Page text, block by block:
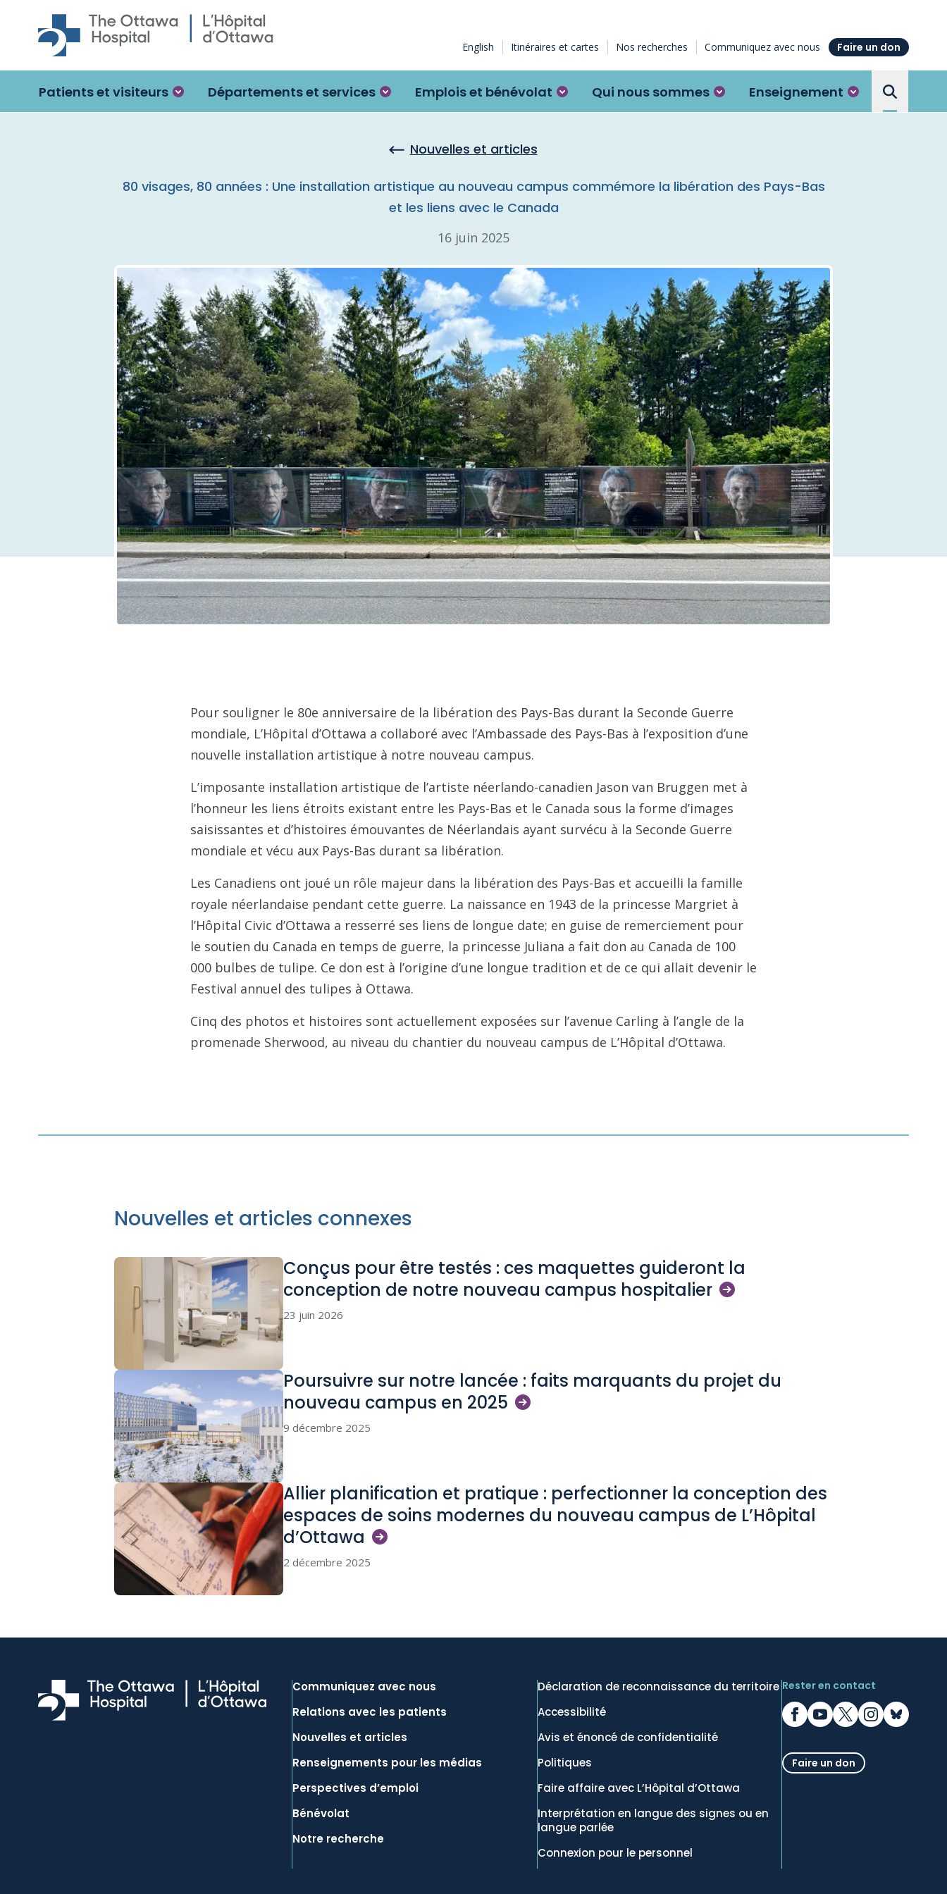
Skip to main content
English Itinéraires et cartes Nos recherches Communiquez avec nous Faire un don
Patients et visiteurs Départements et services Emplois et bénévolat Qui nous sommes Enseignement
Search
Nouvelles et articles
80 visages, 80 années : Une installation artistique au nouveau campus commémore la libération des Pays-Bas
et les liens avec le Canada
16 juin 2025
Pour souligner le 80e anniversaire de la libération des Pays-Bas durant la Seconde Guerre
mondiale, L’Hôpital d’Ottawa a collaboré avec l’Ambassade des Pays-Bas à l’exposition d’une
nouvelle installation artistique à notre nouveau campus.
L’imposante installation artistique de l’artiste néerlando-canadien Jason van Bruggen met à
l’honneur les liens étroits existant entre les Pays-Bas et le Canada sous la forme d’images
saisissantes et d’histoires émouvantes de Néerlandais ayant survécu à la Seconde Guerre
mondiale et vécu aux Pays-Bas durant sa libération.
Les Canadiens ont joué un rôle majeur dans la libération des Pays-Bas et accueilli la famille
royale néerlandaise pendant cette guerre. La naissance en 1943 de la princesse Margriet à
l’Hôpital Civic d’Ottawa a resserré ses liens de longue date; en guise de remerciement pour
le soutien du Canada en temps de guerre, la princesse Juliana a fait don au Canada de 100
000 bulbes de tulipe. Ce don est à l’origine d’une longue tradition et de ce qui allait devenir le
Festival annuel des tulipes à Ottawa.
Cinq des photos et histoires sont actuellement exposées sur l’avenue Carling à l’angle de la
promenade Sherwood, au niveau du chantier du nouveau campus de L’Hôpital d’Ottawa.
Nouvelles et articles connexes
Conçus pour être testés : ces maquettes guideront la
conception de notre nouveau campus hospitalier
23 juin 2026
Poursuivre sur notre lancée : faits marquants du projet du
nouveau campus en 2025
9 décembre 2025
Allier planification et pratique : perfectionner la conception des
espaces de soins modernes du nouveau campus de L’Hôpital
d’Ottawa
2 décembre 2025
Communiquez avec nous
Relations avec les patients
Nouvelles et articles
Renseignements pour les médias
Perspectives d’emploi
Bénévolat
Notre recherche
Déclaration de reconnaissance du territoire
Accessibilité
Avis et énoncé de confidentialité
Politiques
Faire affaire avec L’Hôpital d’Ottawa
Interprétation en langue des signes ou en
langue parlée
Connexion pour le personnel
Rester en contact
Faire un don